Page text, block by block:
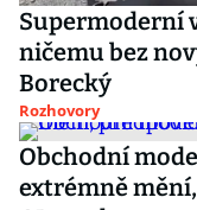
Supermoderní
ničemu bez
Borecký
Rozhovory
Obchodní
extrémně